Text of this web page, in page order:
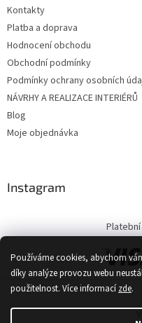
Používáme cookies, abychom
díky analýze provozu webu
použitelnost. Více informacízde.
Kontakty
Platba a doprava
Hodnocení obchodu
Obchodní podmínky
Podmínky ochrany osobních
NÁVRHY A REALIZACE INTERIÉRŮ
Blog
Moje objednávka
Instagram